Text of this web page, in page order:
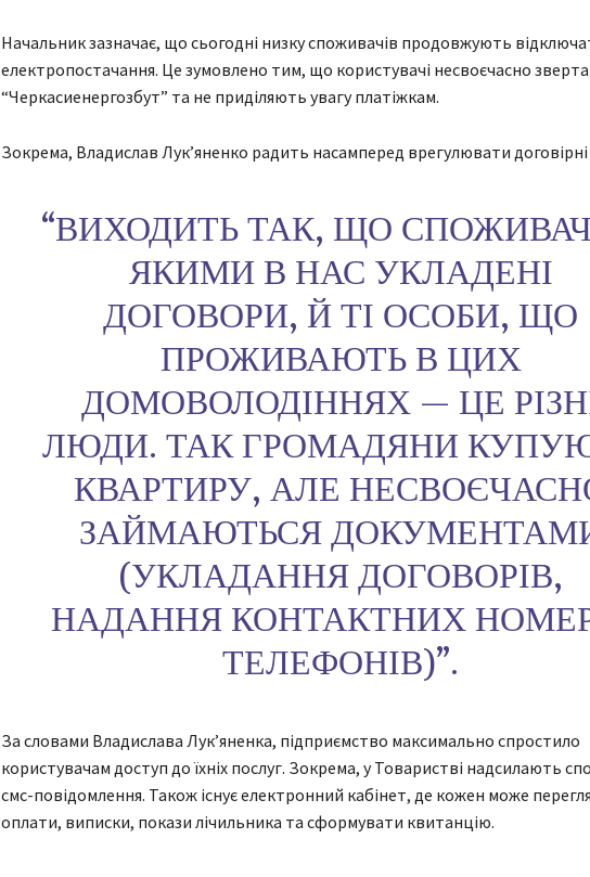
Начальник зазначає, що сьогодні низку споживачів продовжують
електропостачання. Це зумовлено тим, що користувачі несвоєчасно
“Черкасиенергозбут” та не приділяють увагу платіжкам.
Зокрема, Владислав Лукʼяненко радить насамперед врегулювати
“ВИХОДИТЬ ТАК, ЩО
ЯКИМИ В НАС УКЛАДЕНІ
ДОГОВОРИ, Й ТІ ОСОБИ, ЩО
ПРОЖИВАЮТЬ В ЦИХ
ДОМОВОЛОДІННЯХ — ЦЕ
ЛЮДИ. ТАК ГРОМАДЯНИ
КВАРТИРУ, АЛЕ
ЗАЙМАЮТЬСЯ
(УКЛАДАННЯ ДОГОВОРІВ,
НАДАННЯ КОНТАКТНИХ
ТЕЛЕФОНІВ)”.
За словами Владислава Лук’яненка, підприємство максимально спростило
користувачам доступ до їхніх послуг. Зокрема, у Товаристві надсилають
смс-повідомлення. Також існує електронний кабінет, де кожен може
оплати, виписки, покази лічильника та сформувати квитанцію.